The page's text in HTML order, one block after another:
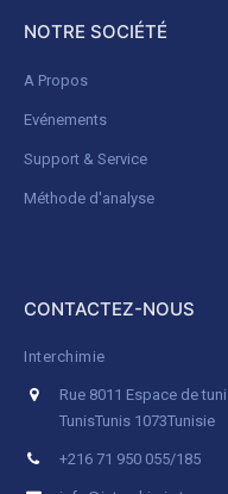
NOTRE SOCIÉTÉ
A Propos
Evénements
Support & Service
Méthode d'analyse
CONTACTEZ-NOUS
Interchimie
Rue 8011 Espace de
TunisTunis 1073Tunisie
+216 71 950 055/185